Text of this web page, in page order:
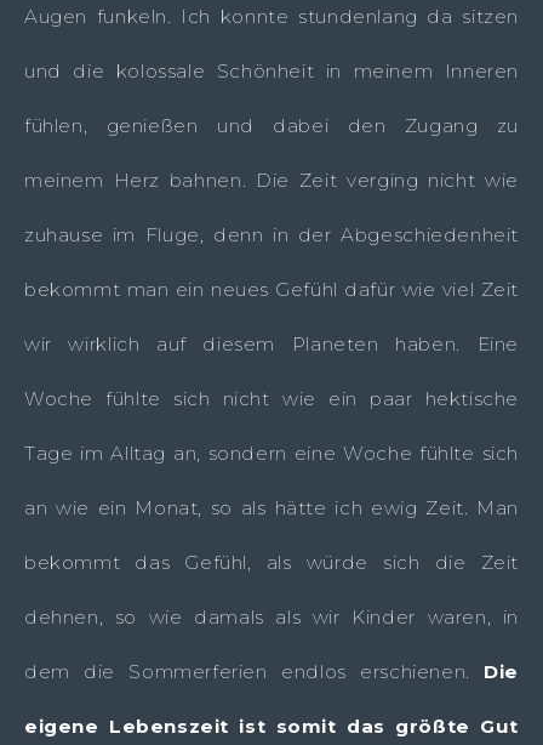
Augen funkeln. Ich konnte stundenlang da sitzen
und die kolossale Schönheit in meinem Inneren
fühlen, genießen und dabei den Zugang zu
meinem Herz bahnen. Die Zeit verging nicht wie
zuhause im Fluge, denn in der Abgeschiedenheit
bekommt man ein neues Gefühl dafür wie viel Zeit
wir wirklich auf diesem Planeten haben. Eine
Woche fühlte sich nicht wie ein paar hektische
Tage im Alltag an, sondern eine Woche fühlte sich
an wie ein Monat, so als hätte ich ewig Zeit. Man
bekommt das Gefühl, als würde sich die Zeit
dehnen, so wie damals als wir Kinder waren, in
dem die Sommerferien endlos erschienen. Die
eigene Lebenszeit ist somit das größte Gut